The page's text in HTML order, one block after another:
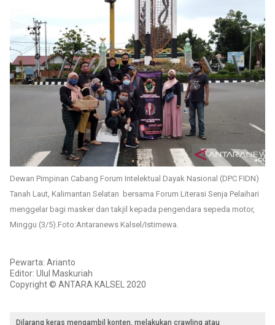
Dewan Pimpinan Cabang Forum Intelektual Dayak Nasional (DPC FIDN)
Tanah Laut, Kalimantan Selatan bersama Forum Literasi Senja Pelaihari
menggelar bagi masker dan takjil kepada pengendara sepeda motor,
Minggu (3/5).Foto:Antaranews Kalsel/Istimewa.
Pewarta: Arianto
Editor: Ulul Maskuriah
Copyright © ANTARA KALSEL 2020
Dilarang keras mengambil konten, melakukan crawling atau